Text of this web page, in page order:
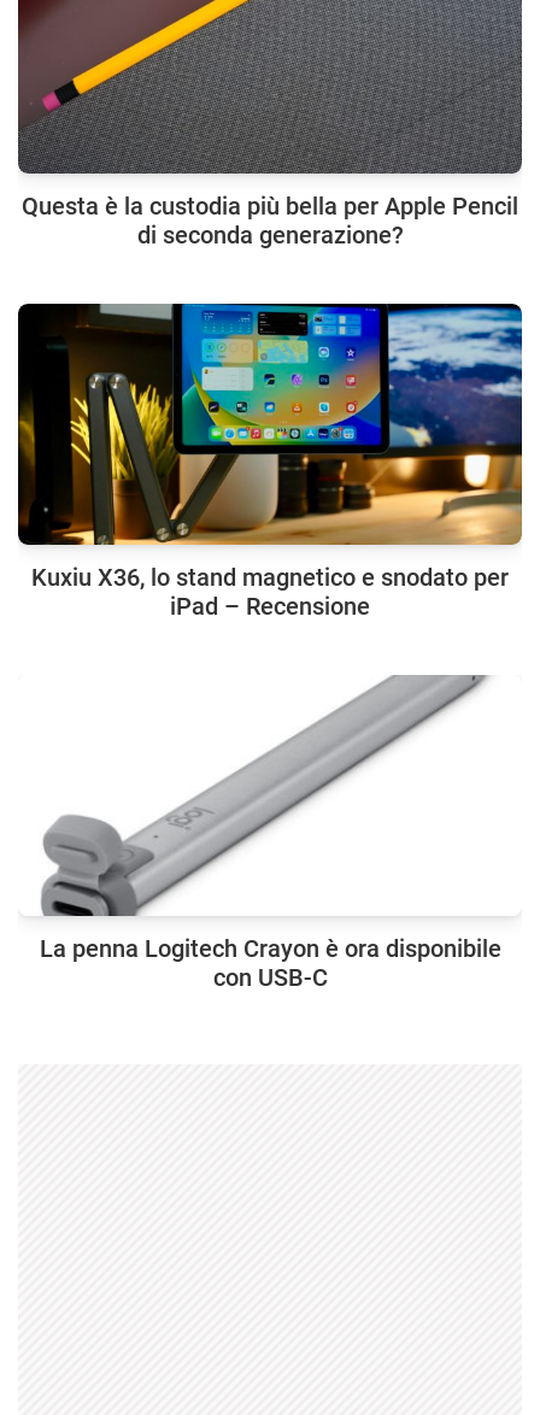
Questa è la custodia più bella per Apple Pencil
di seconda generazione?
Kuxiu X36, lo stand magnetico e snodato per
iPad – Recensione
La penna Logitech Crayon è ora disponibile
con USB-C